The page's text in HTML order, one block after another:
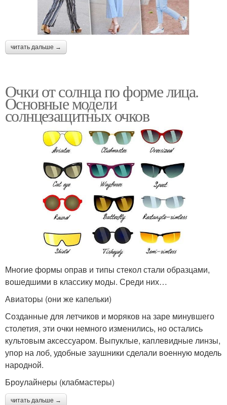
читать дальше →
Очки от солнца по форме лица.
Основные модели
солнцезащитных очков
Многие формы оправ и типы стекол стали образцами,
вошедшими в классику моды. Среди них…
Авиаторы (они же капельки)
Созданные для летчиков и моряков на заре минувшего
столетия, эти очки немного изменились, но остались
культовым аксессуаром. Выпуклые, каплевидные линзы,
упор на лоб, удобные заушники сделали военную модель
народной.
Броулайнеры (клабмастеры)
читать дальше →